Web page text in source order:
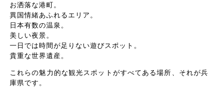
お洒落な港町。
異国情緒あふれるエリア。
日本有数の温泉。
美しい夜景。
一日では時間が足りない遊びスポット。
貴重な世界遺産。
これらの魅力的な観光スポットがすべてある場所、それが兵
庫県です。